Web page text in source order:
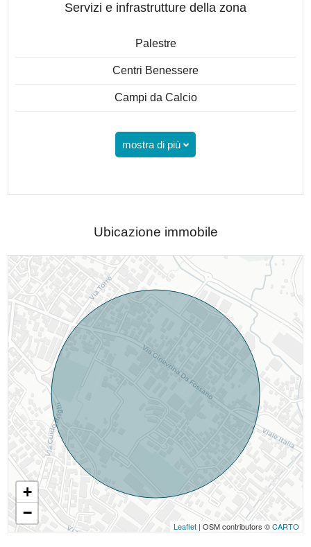
Servizi e infrastrutture della zona
Palestre
Centri Benessere
Campi da Calcio
mostra di più
Ubicazione immobile
+
−
Leaflet| OSM contributors ©CARTO